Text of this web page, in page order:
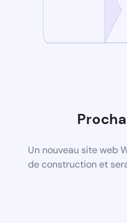
Un nouveau site web
de construction et